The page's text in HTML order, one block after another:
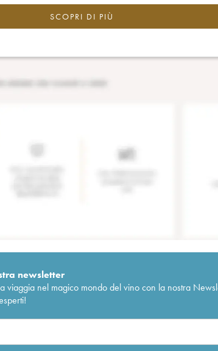
SCOPRI DI PIÙ
newsletter
viaggia nel magico mondo del vino con la nostra